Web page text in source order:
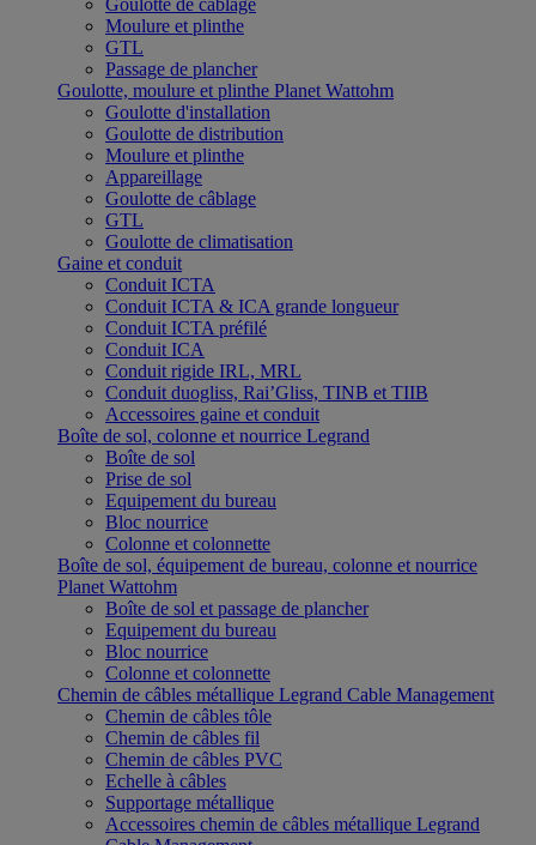
Goulotte de câblage
Moulure et plinthe
GTL
Passage de plancher
Goulotte, moulure et plinthe Planet Wattohm
Goulotte d'installation
Goulotte de distribution
Moulure et plinthe
Appareillage
Goulotte de câblage
GTL
Goulotte de climatisation
Gaine et conduit
Conduit ICTA
Conduit ICTA & ICA grande longueur
Conduit ICTA préfilé
Conduit ICA
Conduit rigide IRL, MRL
Conduit duogliss, Rai’Gliss, TINB et TIIB
Accessoires gaine et conduit
Boîte de sol, colonne et nourrice Legrand
Boîte de sol
Prise de sol
Equipement du bureau
Bloc nourrice
Colonne et colonnette
Boîte de sol, équipement de bureau, colonne et nourrice
Planet Wattohm
Boîte de sol et passage de plancher
Equipement du bureau
Bloc nourrice
Colonne et colonnette
Chemin de câbles métallique Legrand Cable Management
Chemin de câbles tôle
Chemin de câbles fil
Chemin de câbles PVC
Echelle à câbles
Supportage métallique
Accessoires chemin de câbles métallique Legrand